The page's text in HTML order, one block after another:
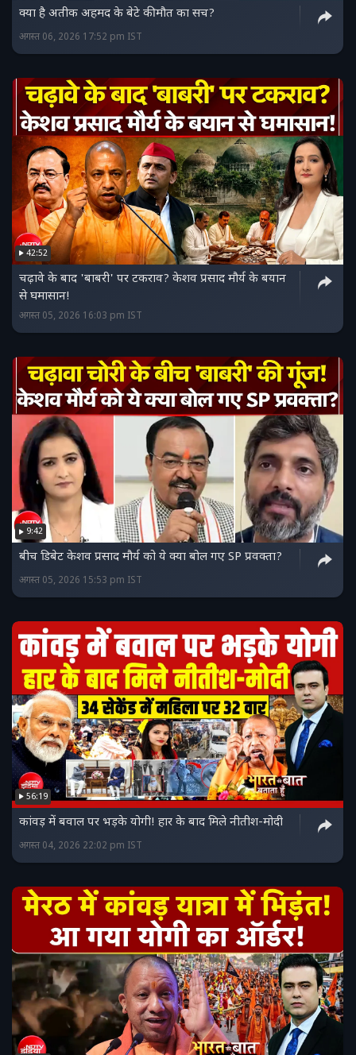
क्या है अतीक अहमद के बेटे की मौत का सच?
अगस्त 06, 2026 17:52 pm IST
42:52
चढ़ावे के बाद 'बाबरी' पर टकराव? केशव प्रसाद मौर्य के बयान
से घमासान!
अगस्त 05, 2026 16:03 pm IST
9:42
बीच डिबेट केशव प्रसाद मौर्य को ये क्या बोल गए SP प्रवक्ता?
अगस्त 05, 2026 15:53 pm IST
56:19
कांवड़ में बवाल पर भड़के योगी! हार के बाद मिले नीतीश-मोदी
अगस्त 04, 2026 22:02 pm IST